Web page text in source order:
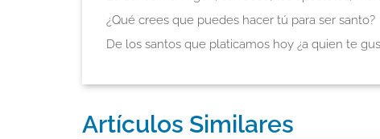
¿Qué crees que puedes hacer tú para ser santo?
De los santos que platicamos hoy ¿a quien te
Artículos Similares